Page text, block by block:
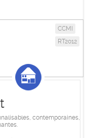
CCMI
RT2012
contemporaines,